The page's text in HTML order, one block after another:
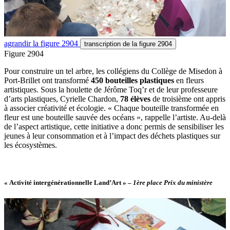
agrandirla figure 2904 transcription de la figure 2904
Figure 2904
Pour construire un tel arbre, les collégiens du Collège de Misedon à
Port-Brillet ont transformé 450 bouteilles plastiques en fleurs
artistiques. Sous la houlette de Jérôme Toq’r et de leur professeure
d’arts plastiques, Cyrielle Chardon, 78 élèves de troisième ont appris
à associer créativité et écologie. « Chaque bouteille transformée en
fleur est une bouteille sauvée des océans », rappelle l’artiste. Au-delà
de l’aspect artistique, cette initiative a donc permis de sensibiliser les
jeunes à leur consommation et à l’impact des déchets plastiques sur
les écosystèmes.
« Activité intergénérationnelle Land’Art » – 1ère place Prix du ministère